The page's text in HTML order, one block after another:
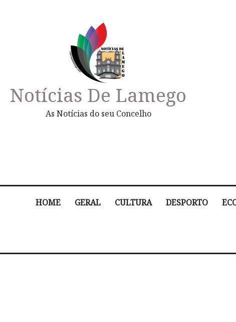
Notícias De Lamego
As Notícias do seu Concelho
HOME GERAL CULTURA DESPORTO